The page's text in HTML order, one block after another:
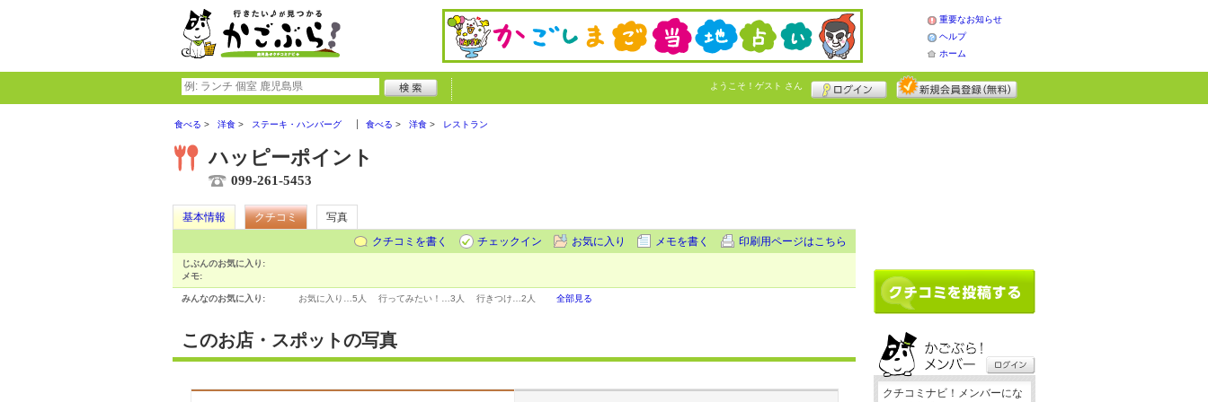
重要なお知らせ
ヘルプ
ホーム
ようこそ！ ゲスト さん
食べる 洋食 ステーキ・ハンバーグ 食べる 洋食 レストラン
ハッピーポイント
099-261-5453
基本情報 クチコミ
写真
クチコミを書く
チェックイン お気に入り メモを書く 印刷用ページはこちら
じぶんのお気に入り:
メモ:
みんなのお気に入り: お気に入り… 5人 行ってみたい！… 3人 行きつけ… 2人 全部見る
このお店・スポットの写真
クチコミナビ！メンバーにな